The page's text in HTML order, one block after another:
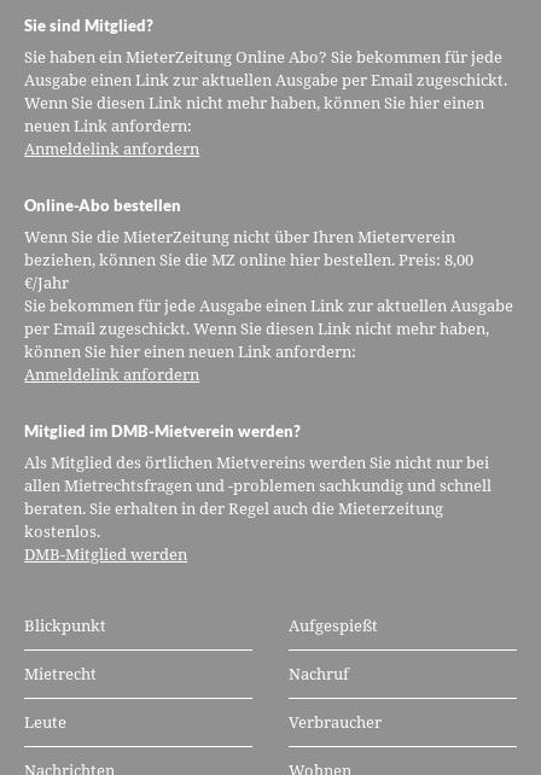
Sie sind Mitglied?
Sie haben ein MieterZeitung Online Abo? Sie bekommen für jede
Ausgabe einen Link zur aktuellen Ausgabe per Email zugeschickt.
Wenn Sie diesen Link nicht mehr haben, können Sie hier einen
neuen Link anfordern:
Anmeldelink anfordern
Online-Abo bestellen
Wenn Sie die MieterZeitung nicht über Ihren Mieterverein
beziehen, können Sie die MZ online hier bestellen. Preis: 8,00
€/Jahr
Sie bekommen für jede Ausgabe einen Link zur aktuellen Ausgabe
per Email zugeschickt. Wenn Sie diesen Link nicht mehr haben,
können Sie hier einen neuen Link anfordern:
Anmeldelink anfordern
Mitglied im DMB-Mietverein werden?
Als Mitglied des örtlichen Mietvereins werden Sie nicht nur bei
allen Mietrechtsfragen und -problemen sachkundig und schnell
beraten. Sie erhalten in der Regel auch die Mieterzeitung
kostenlos.
DMB-Mitglied werden
Blickpunkt
Mietrecht
Leute
Nachrichten
Aufgespießt
Nachruf
Verbraucher
Wohnen